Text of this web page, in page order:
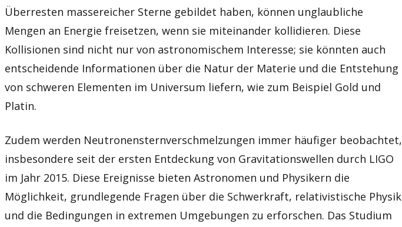
Überresten massereicher Sterne gebildet haben, können unglaubliche
Mengen an Energie freisetzen, wenn sie miteinander kollidieren. Diese
Kollisionen sind nicht nur von astronomischem Interesse; sie könnten auch
entscheidende Informationen über die Natur der Materie und die Entstehung
von schweren Elementen im Universum liefern, wie zum Beispiel Gold und
Platin.
Zudem werden Neutronensternverschmelzungen immer häufiger beobachtet,
insbesondere seit der ersten Entdeckung von Gravitationswellen durch LIGO
im Jahr 2015. Diese Ereignisse bieten Astronomen und Physikern die
Möglichkeit, grundlegende Fragen über die Schwerkraft, relativistische Physik
und die Bedingungen in extremen Umgebungen zu erforschen. Das Studium